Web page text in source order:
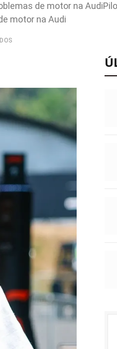
de motor na
motor na Audi